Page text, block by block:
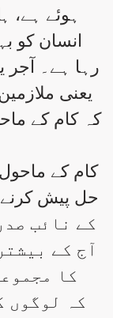
ہوئے ہے،
انسان کو
رہا ہے۔ آجر
یعنی
کہ کام کے
کام کے ماحول
کے نائب
آج کے
کا
کہ لوگوں